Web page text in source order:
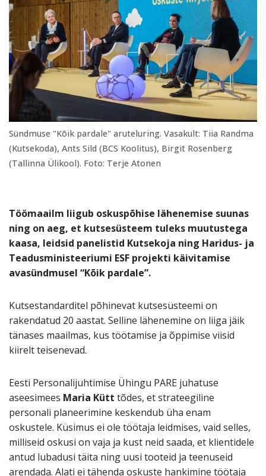
Sündmuse "Kõik pardale" aruteluring. Vasakult: Tiia Randma
(Kutsekoda), Ants Sild (BCS Koolitus), Birgit Rosenberg
(Tallinna Ülikool). Foto: Terje Atonen
Töömaailm liigub oskuspõhise lähenemise suunas
ning on aeg, et kutsesüsteem tuleks muutustega
kaasa, leidsid panelistid Kutsekoja ning Haridus- ja
Teadusministeeriumi ESF projekti käivitamise
avasündmusel “Kõik pardale”.
Kutsestandarditel põhinevat kutsesüsteemi on
rakendatud 20 aastat. Selline lähenemine on liiga jäik
tänases maailmas, kus töötamise ja õppimise viisid
kiirelt teisenevad.
Eesti Personalijuhtimise Ühingu PARE juhatuse
aseesimees Maria Kütt tõdes, et strateegiline
personali planeerimine keskendub üha enam
oskustele. Küsimus ei ole töötaja leidmises, vaid selles,
milliseid oskusi on vaja ja kust neid saada, et klientidele
antud lubadusi täita ning uusi tooteid ja teenuseid
arendada. Alati ei tähenda oskuste hankimine töötaja